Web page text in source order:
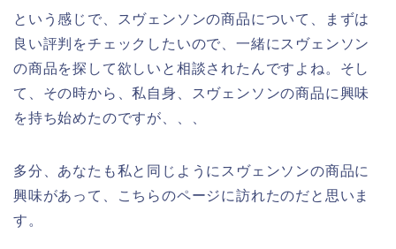
という感じで、スヴェンソンの商品について、まずは
良い評判をチェックしたいので、一緒にスヴェンソン
の商品を探して欲しいと相談されたんですよね。そし
て、その時から、私自身、スヴェンソンの商品に興味
を持ち始めたのですが、、、
多分、あなたも私と同じようにスヴェンソンの商品に
興味があって、こちらのページに訪れたのだと思いま
す。